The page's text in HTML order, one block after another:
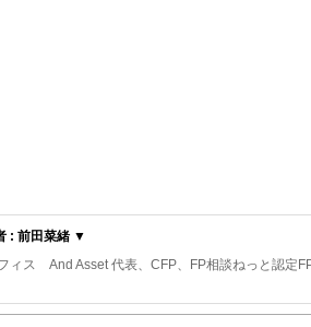
: 前田菜緒 ▼
ィス And Asset 代表、CFP、FP相談ねっと認定
理店勤務を経て独立。高齢出産夫婦が2人目を産